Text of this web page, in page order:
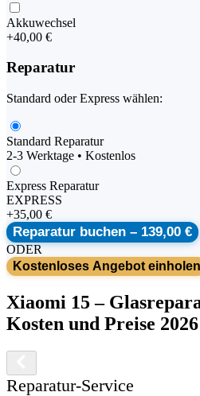
Akkuwechsel
+40,00 €
Reparatur
Standard oder Express wählen:
Standard Reparatur
2-3 Werktage • Kostenlos
Express Reparatur
EXPRESS
+35,00 €
Reparatur buchen – 139,00 €
ODER
Kostenloses Angebot einholen
Xiaomi 15–
Kosten und Preise 2026
Reparatur-Service